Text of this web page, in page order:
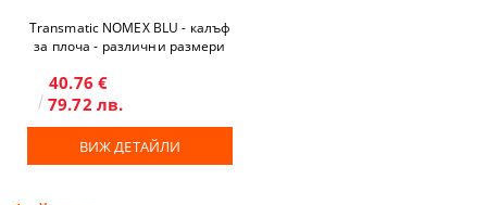
Transmatic NOMEX BLU - калъф
за плоча - различни размери
40.76 €
79.72 лв.
ВИЖ ДЕТАЙЛИ